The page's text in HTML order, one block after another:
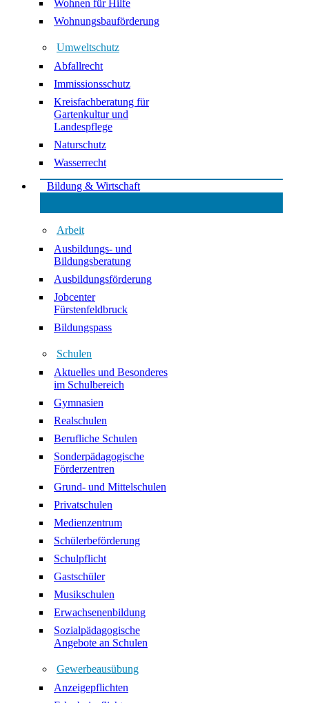
Wohnen für Hilfe
Wohnungsbauförderung
Umweltschutz
Abfallrecht
Immissionsschutz
Kreisfachberatung für
Gartenkultur und
Landespflege
Naturschutz
Wasserrecht
Bildung & Wirtschaft
Arbeit
Ausbildungs- und
Bildungsberatung
Ausbildungsförderung
Jobcenter
Fürstenfeldbruck
Bildungspass
Schulen
Aktuelles und Besonderes
im Schulbereich
Gymnasien
Realschulen
Berufliche Schulen
Sonderpädagogische
Förderzentren
Grund- und Mittelschulen
Privatschulen
Medienzentrum
Schülerbeförderung
Schulpflicht
Gastschüler
Musikschulen
Erwachsenenbildung
Sozialpädagogische
Angebote an Schulen
Gewerbeausübung
Anzeigepflichten